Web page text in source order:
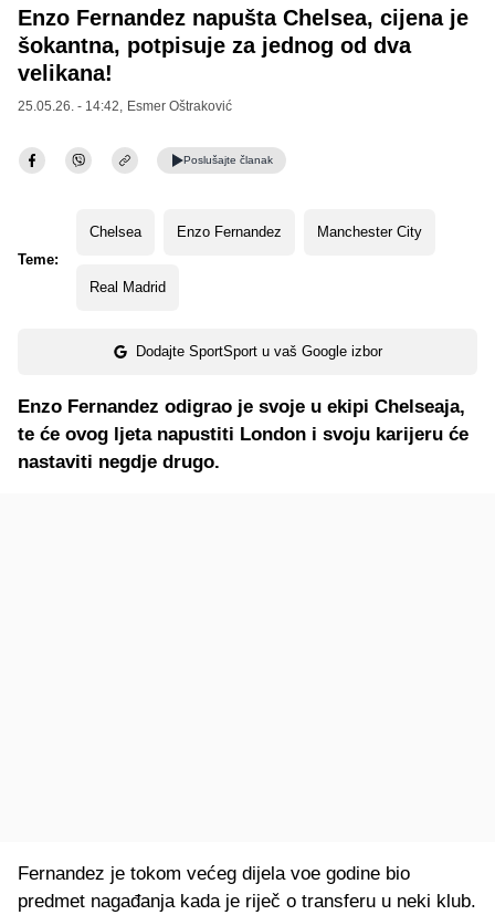
Enzo Fernandez napušta Chelsea, cijena je
šokantna, potpisuje za jednog od dva
velikana!
25.05.26. - 14:42, Esmer Oštraković
Poslušajte članak
Teme:
Chelsea Enzo Fernandez Manchester City
Real Madrid
Dodajte SportSport u vaš Google izbor
Enzo Fernandez odigrao je svoje u ekipi Chelseaja,
te će ovog ljeta napustiti London i svoju karijeru će
nastaviti negdje drugo.
Fernandez je tokom većeg dijela voe godine bio
predmet nagađanja kada je riječ o transferu u neki klub.